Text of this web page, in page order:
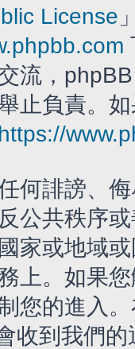
License
流，
止負責。
https://
何誹謗、
公共秩序
家或地域
上。如果
您的進入
收到我們